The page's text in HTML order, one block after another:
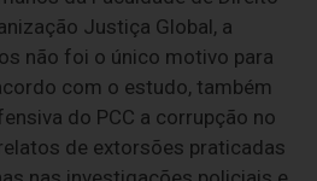
Justiça Global, a
não foi o único motivo para
com o estudo, também
do PCC a corrupção no
de extorsões praticadas